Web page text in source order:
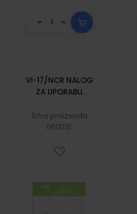
VI-17/NCR NALOG
ZA UPORABU
SPECIJALNE
POTREBE U
PRIJEVOZ
listova, 21 x 14,8
cm
Šifra proizvoda
060031